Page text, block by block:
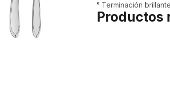
° Terminación
Productos